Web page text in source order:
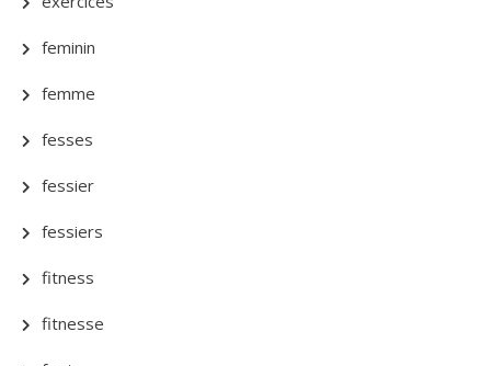
feminin
femme
fesses
fessier
fessiers
fitness
fitnesse